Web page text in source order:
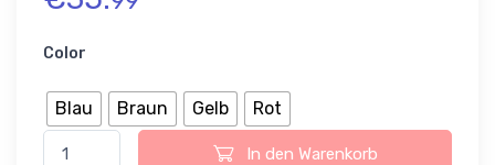
Color
Blau Braun Gelb Rot
Yixing Tee-Dose loser Tee Menge
In den Warenkorb